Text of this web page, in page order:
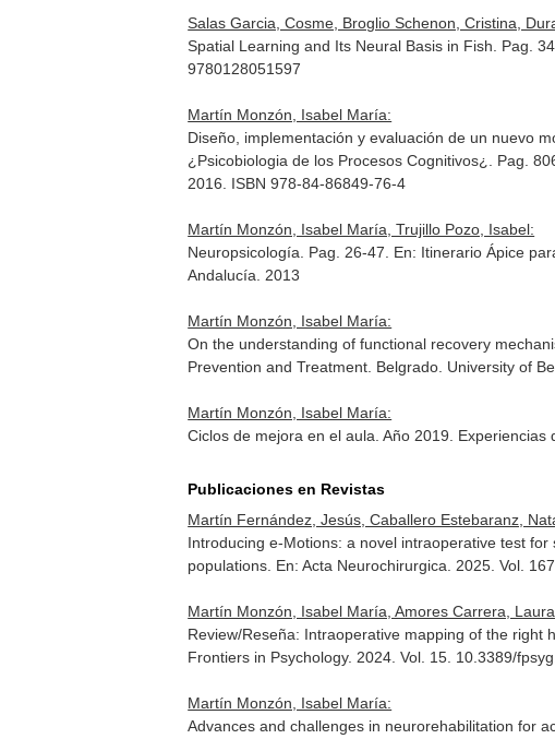
Salas Garcia, Cosme, Broglio Schenon, Cristina,
Spatial Learning and Its Neural Basis in Fish. Pag.
9780128051597
Martín Monzón, Isabel María:
Diseño, implementación y evaluación de un nuevo
¿Psicobiologia de los Procesos Cognitivos¿. Pag.
2016. ISBN 978-84-86849-76-4
Martín Monzón, Isabel María, Trujillo Pozo, Isabel:
Neuropsicología. Pag. 26-47. En: Itinerario Ápice
Andalucía. 2013
Martín Monzón, Isabel María:
On the understanding of functional recovery
Prevention and Treatment . Belgrado. University of
Martín Monzón, Isabel María:
Ciclos de mejora en el aula. Año 2019.
Publicaciones en Revistas
Martín Fernández, Jesús, Caballero Estebaranz,
Introducing e-Motions: a novel intraoperative test
populations. En: Acta Neurochirurgica . 2025. Vol.
Martín Monzón, Isabel María, Amores Carrera,
Review/Reseña: Intraoperative mapping of the right
Frontiers in Psychology. 2024. Vol. 15. 10.3389/
Martín Monzón, Isabel María:
Advances and challenges in neurorehabilitation for